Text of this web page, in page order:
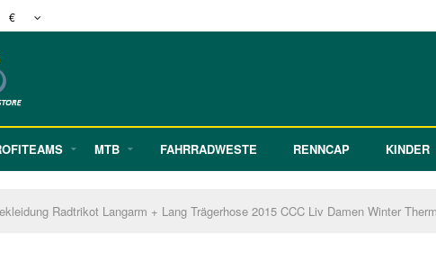
€
MTB FAHRRADWESTE RENNCAP KINDER
Radtrikot Langarm + Lang Trägerhose 2015 CCC Liv Damen Winter